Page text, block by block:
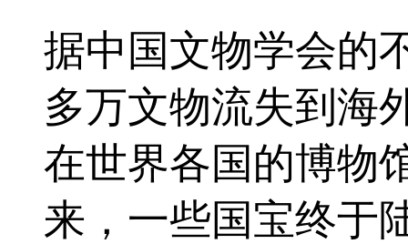
据中国文物学会的
多万文物流失到海
在世界各国的博物
来，一些国宝终